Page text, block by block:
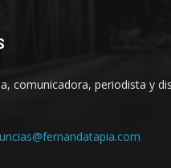
comunicadora, periodista y